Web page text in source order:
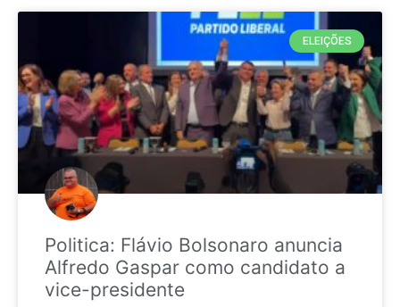
ELEIÇÕES
Politica: Flávio Bolsonaro anuncia
Alfredo Gaspar como candidato a
vice-presidente